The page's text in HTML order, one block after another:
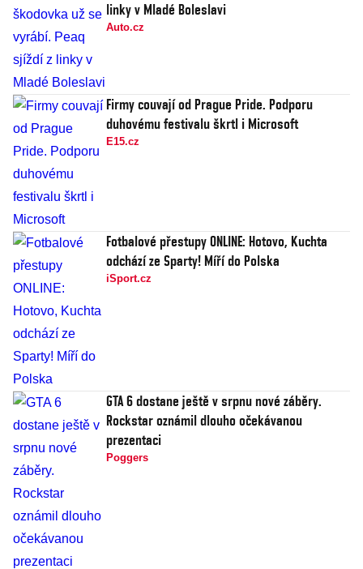
linky v Mladé Boleslavi
Auto.cz
Firmy couvají od Prague Pride. Podporu
duhovému festivalu škrtl i Microsoft
E15.cz
Fotbalové přestupy ONLINE: Hotovo, Kuchta
odchází ze Sparty! Míří do Polska
iSport.cz
GTA 6 dostane ještě v srpnu nové záběry.
Rockstar oznámil dlouho očekávanou
prezentaci
Poggers